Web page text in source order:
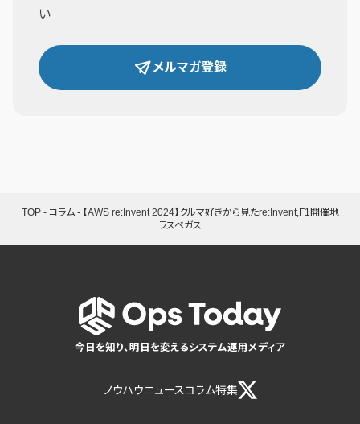
い
メルマガ登録
TOP- コラム- 【AWS re:Invent 2024】クルマ好きから見たre:Invent,F1開催地
ラスベガス
今日を知り、明日を変えるシステム運用メディア
ノウハウニュースコラム特集